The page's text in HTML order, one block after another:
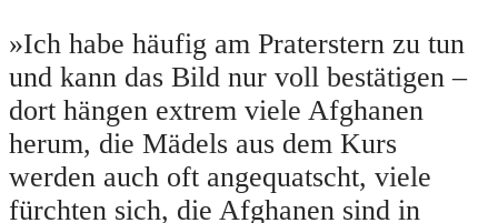
»Ich habe häufig am Praterstern zu tun
und kann das Bild nur voll bestätigen –
dort hängen extrem viele Afghanen
herum, die Mädels aus dem Kurs
werden auch oft angequatscht, viele
fürchten sich, die Afghanen sind in